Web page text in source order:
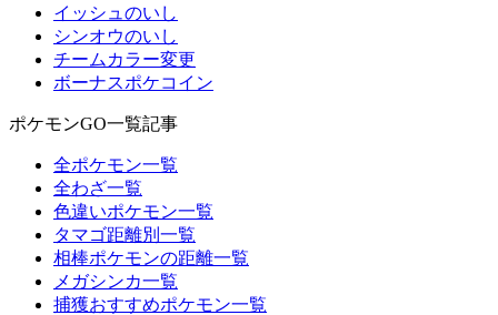
イッシュのいし
シンオウのいし
チームカラー変更
ボーナスポケコイン
ポケモンGO一覧記事
全ポケモン一覧
全わざ一覧
色違いポケモン一覧
タマゴ距離別一覧
相棒ポケモンの距離一覧
メガシンカ一覧
捕獲おすすめポケモン一覧